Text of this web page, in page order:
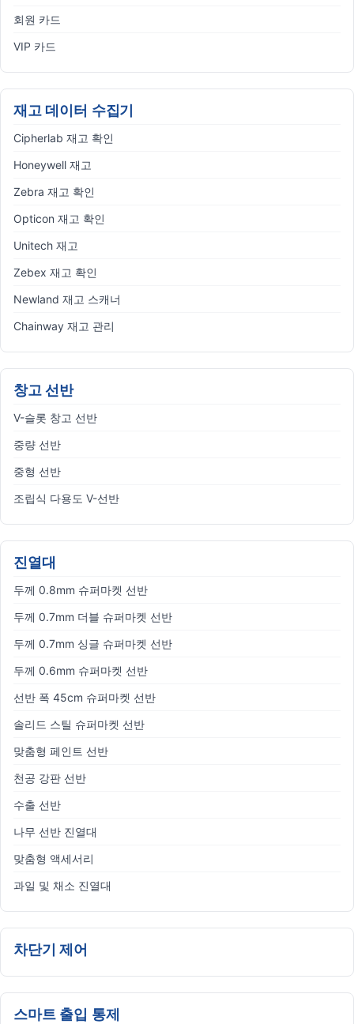
회원 카드
VIP 카드
재고 데이터 수집기
Cipherlab 재고 확인
Honeywell 재고
Zebra 재고 확인
Opticon 재고 확인
Unitech 재고
Zebex 재고 확인
Newland 재고 스캐너
Chainway 재고 관리
창고 선반
V-슬롯 창고 선반
중량 선반
중형 선반
조립식 다용도 V-선반
진열대
두께 0.8mm 슈퍼마켓 선반
두께 0.7mm 더블 슈퍼마켓 선반
두께 0.7mm 싱글 슈퍼마켓 선반
두께 0.6mm 슈퍼마켓 선반
선반 폭 45cm 슈퍼마켓 선반
솔리드 스틸 슈퍼마켓 선반
맞춤형 페인트 선반
천공 강판 선반
수출 선반
나무 선반 진열대
맞춤형 액세서리
과일 및 채소 진열대
차단기 제어
스마트 출입 통제